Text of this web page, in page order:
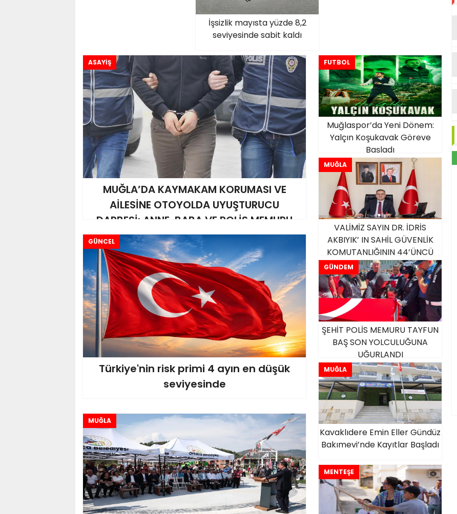
İşsizlik mayısta yüzde 8,2
seviyesinde sabit kaldı
ASAYİŞ
MUĞLA’DA KAYMAKAM KORUMASI VE
AİLESİNE OTOYOLDA UYUŞTURUCU
DARBESİ: ANNE, BABA VE POLİS MEMURU
TUTUKLANDI!..
FUTBOL
Muğlaspor’da Yeni Dönem:
Yalçın Koşukavak Göreve
Başladı
MUĞLA
VALİMİZ SAYIN DR. İDRİS
AKBIYIK’ IN SAHİL GÜVENLİK
KOMUTANLIĞININ 44’ÜNCÜ
KURULUŞ YIL DÖNÜMÜ MESAJI
GÜNCEL
Türkiye'nin risk primi 4 ayın en düşük
seviyesinde
GÜNDEM
ŞEHİT POLİS MEMURU TAYFUN
BAŞ SON YOLCULUĞUNA
UĞURLANDI
MUĞLA
Kavaklıdere Emin Eller Gündüz
Bakımevi’nde Kayıtlar Başladı
MUĞLA
MENTEŞE